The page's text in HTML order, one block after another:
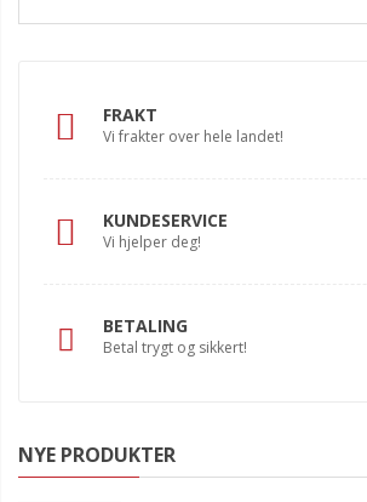
FRAKT
Vi frakter over hele landet!
KUNDESERVICE
Vi hjelper deg!
BETALING
Betal trygt og sikkert!
NYE PRODUKTER